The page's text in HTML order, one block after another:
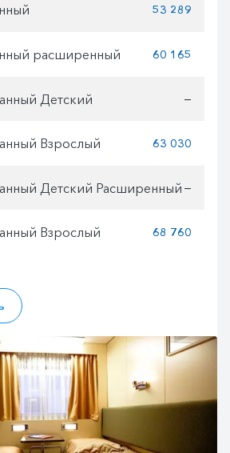
53 289
расширенный 60 165
Детский —
Взрослый 63 030
Детский Расширенный —
Взрослый
68 760